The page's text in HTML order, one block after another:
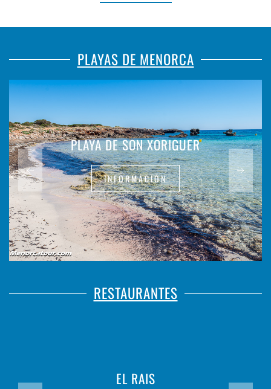
PLAYAS DE MENORCA
PLAYA DE SON XORIGUER
INFORMACIÓN
RESTAURANTES
EL RAIS